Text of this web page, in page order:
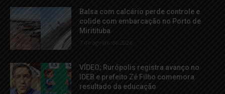
Balsa com calcário perde controle e
colide com embarcação no Porto de
Miritituba
7 de agosto de 2026
VÍDEO; Rurópolis registra avanço no
IDEB e prefeito Zé Filho comemora
resultado da educação